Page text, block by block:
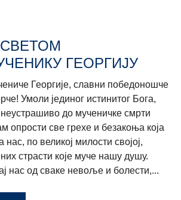
ГЕОРГИЈУ
Георгије, славни победоношче
Умоли јединог истинитог Бога,
до мученичке смрти
опрости све грехе и безакоња која
по великој милости својој,
страсти које муче нашу душу.
нас од сваке невоље и болести,...